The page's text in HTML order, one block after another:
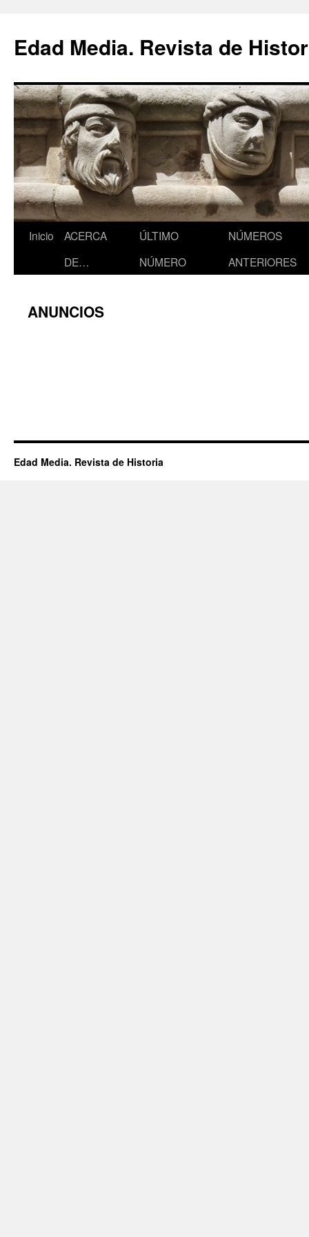
contenido
Edad Media. Revista de
Inicio
ACERCA
DE…
ÚLTIMO
NÚMERO
NÚMEROS
ANTERIORES
ANUNCIOS
Edad Media. Revista de Historia